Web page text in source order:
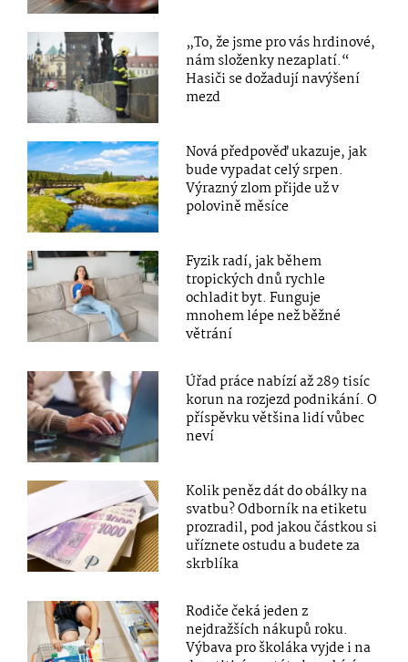
„To, že jsme pro vás hrdinové,
nám složenky nezaplatí.“
Hasiči se dožadují navýšení
mezd
Nová předpověď ukazuje, jak
bude vypadat celý srpen.
Výrazný zlom přijde už v
polovině měsíce
Fyzik radí, jak během
tropických dnů rychle
ochladit byt. Funguje
mnohem lépe než běžné
větrání
Úřad práce nabízí až 289 tisíc
korun na rozjezd podnikání. O
příspěvku většina lidí vůbec
neví
Kolik peněz dát do obálky na
svatbu? Odborník na etiketu
prozradil, pod jakou částkou si
uříznete ostudu a budete za
skrblíka
Rodiče čeká jeden z
nejdražších nákupů roku.
Výbava pro školáka vyjde i na